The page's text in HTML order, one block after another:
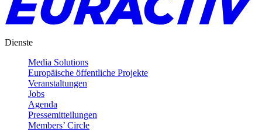
Dienste
Media Solutions
Europäische öffentliche Projekte
Veranstaltungen
Jobs
Agenda
Pressemitteilungen
Members’ Circle